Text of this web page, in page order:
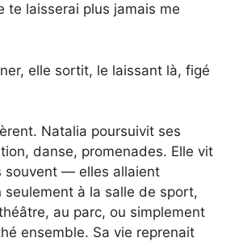
te laisserai plus jamais me
elle sortit, le laissant là, figé
Natalia poursuivit ses
danse, promenades. Elle vit
souvent — elles allaient
seulement à la salle de sport,
au parc, ou simplement
ensemble. Sa vie reprenait